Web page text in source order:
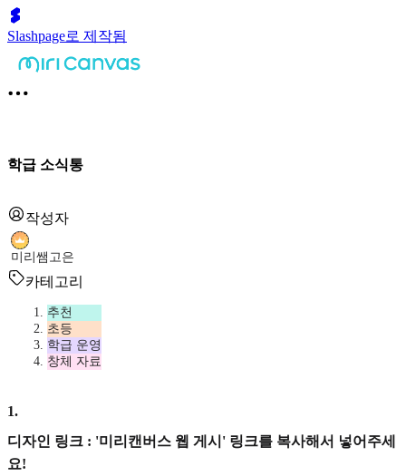
Slashpage로 제작됨
학급 소식통
작성자
미리쌤고은
카테고리
추천
초등
학급 운영
창체 자료
1.
디자인 링크 : '미리캔버스 웹 게시' 링크를 복사해서 넣어주세
요!